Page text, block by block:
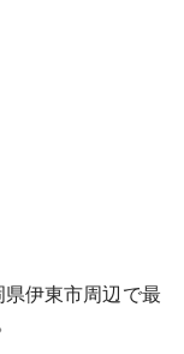
県伊東市周辺で最